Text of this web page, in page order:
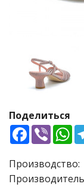
Поделиться
Facebook
Viber
Производство: